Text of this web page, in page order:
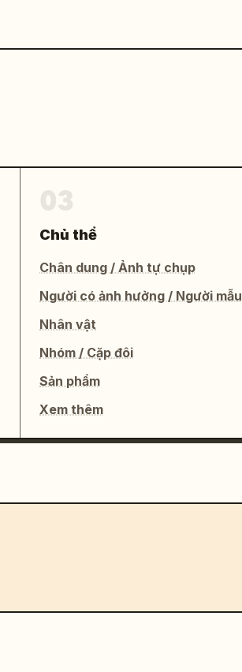
Chủ thể
Chân dung / Ảnh tự chụp
Người có ảnh hưởng / Người mẫu
Nhân vật
Nhóm / Cặp đôi
Sản phẩm
Xem thêm